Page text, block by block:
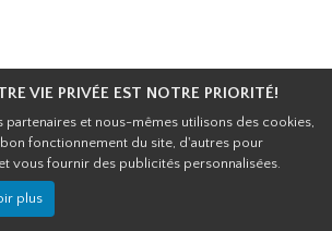
VIE PRIVÉE EST NOTRE PRIORITÉ!
et nous-mêmes utilisons des cookies,
fonctionnement du site, d'autres pour
vous fournir des publicités personnalisées.
plus